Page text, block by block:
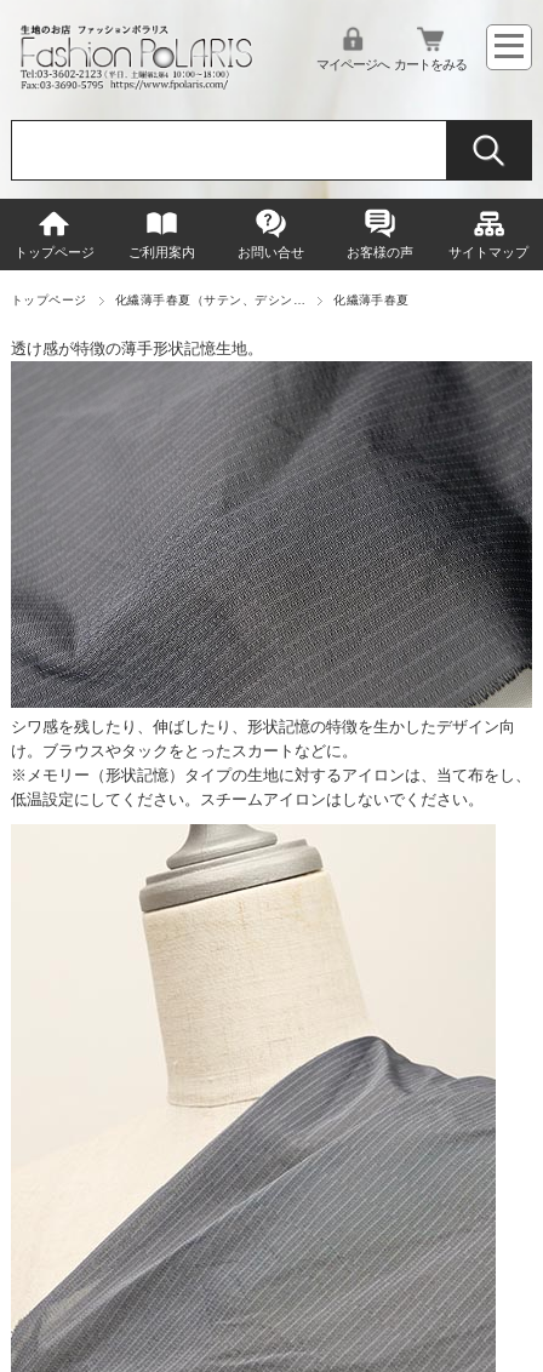
マイページへ カートをみる
トップページ ご利用案内 お問い合せ お客様の声 サイトマップ
トップページ 化繊薄手春夏（サテン、デシン… 化繊薄手春夏
透け感が特徴の薄手形状記憶生地。
シワ感を残したり、伸ばしたり、形状記憶の特徴を生かしたデザイン向
け。ブラウスやタックをとったスカートなどに。
※メモリー（形状記憶）タイプの生地に対するアイロンは、当て布をし、
低温設定にしてください。スチームアイロンはしないでください。